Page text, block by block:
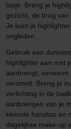
tasje. Breng je
gezicht, de brug
Je kunt je
oogleden.
Gebruik een
highlighter aan met
aanbrengt,
versmelt. Breng je
verlichting in de
aanbrengen van je
kleinste handtas en
dagelijkse make-up